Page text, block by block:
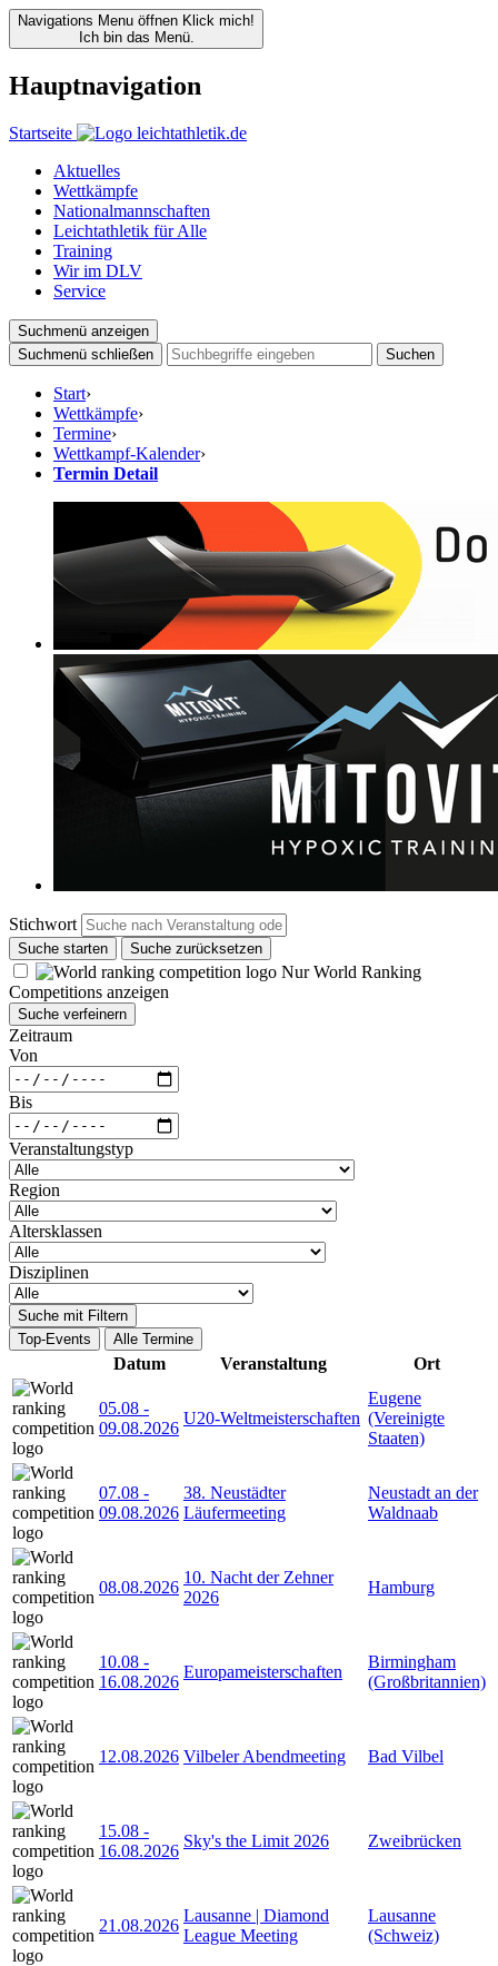
Navigations Menu öffnen Klick mich!
Ich bin das Menü.
Hauptnavigation
Startseite
Aktuelles
Wettkämpfe
Nationalmannschaften
Leichtathletik für Alle
Training
Wir im DLV
Service
Suchmenü anzeigen
Suchmenü schließen
Suchen
Start›
Wettkämpfe›
Termine›
Wettkampf-Kalender›
Termin Detail
Stichwort
Suche starten Suche zurücksetzen
Nur World Ranking
Competitions anzeigen
Suche verfeinern
Zeitraum
Von
Bis
Veranstaltungstyp
Region
Altersklassen
Disziplinen
Suche mit Filtern
Top-Events
Alle Termine
Datum Veranstaltung Ort
05.08 -
09.08.2026
U20-Weltmeisterschaften
Eugene
(Vereinigte
Staaten)
07.08 -
09.08.2026
38. Neustädter
Läufermeeting
Neustadt an der
Waldnaab
08.08.2026
10. Nacht der Zehner
2026
Hamburg
10.08 -
16.08.2026
Europameisterschaften
Birmingham
(Großbritannien)
12.08.2026 Vilbeler Abendmeeting Bad Vilbel
15.08 -
16.08.2026
Sky's the Limit 2026 Zweibrücken
21.08.2026
Lausanne | Diamond
League Meeting
Lausanne
(Schweiz)